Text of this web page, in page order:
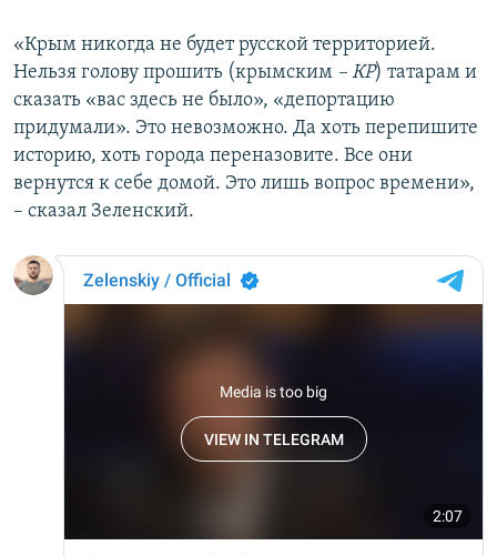
«Крым никогда не будет русской территорией.
Нельзя голову прошить (крымским – КР) татарам и
сказать «вас здесь не было», «депортацию
придумали». Это невозможно. Да хоть перепишите
историю, хоть города переназовите. Все они
вернутся к себе домой. Это лишь вопрос времени»,
– сказал Зеленский.